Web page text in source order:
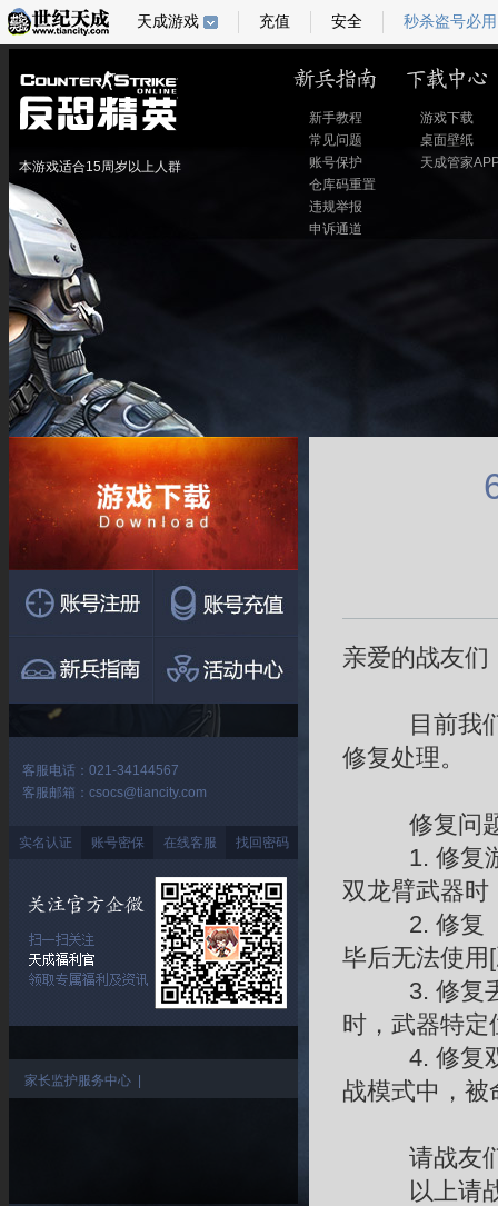
本游戏适合15周岁以上人群
新手教程
常见问题
账号保护
仓库码重置
违规举报
申诉通道
游戏下载
桌面壁纸
天成管家
亲爱的战友们
目前我们已
修复处理。
修复问
1. 修复游
双龙臂武器时
2. 修复【
毕后无法使用
3. 修复丢
时，武器特定
4. 修复双
战模式中，
请战友们
以上请战友
客服电话：021-34144567
客服邮箱：csocs@tiancity.com
实名认证 账号密保 在线客服 找回密码
家长监护服务中心
天成游戏 充值 安全 秒杀盗号必用